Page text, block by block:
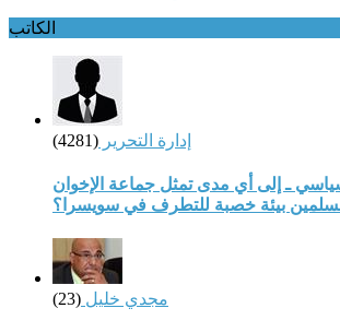
الكاتب
إدارة التحرير (4281)
ـ إلى أي مدى تمثل جماعة الإخوان
بيئة خصبة للتطرف في سويسرا؟
مجدي خليل (23)